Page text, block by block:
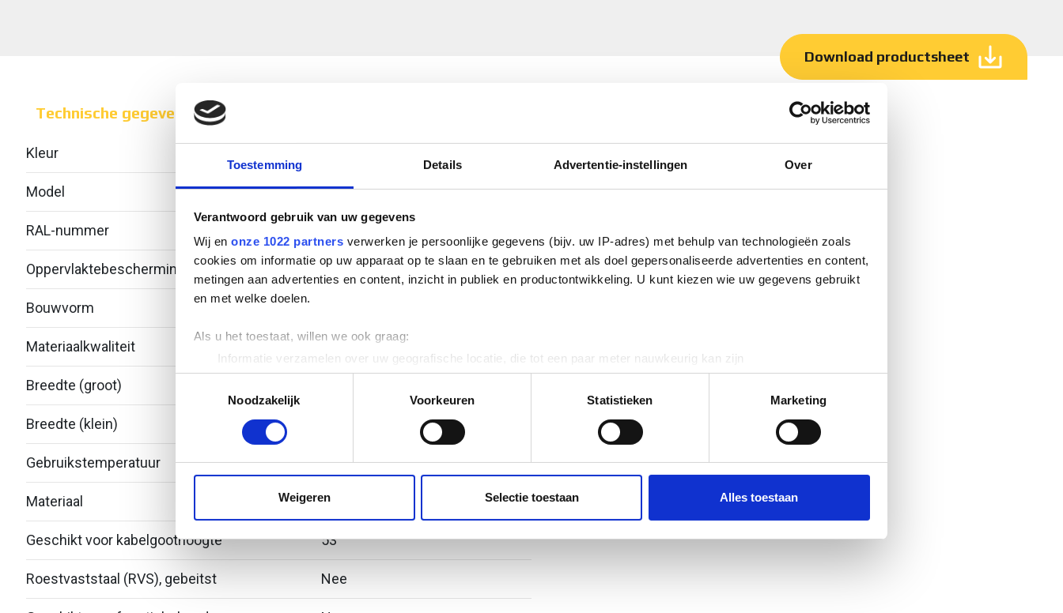
Toestemming Details Advertentie-instellingen Over
Verantwoord gebruik van uw gegevens
Wij en onze 1022 partners verwerken je persoonlijke gegevens (bijv. uw IP-adres) met behulp van technologieën zoals
cookies om informatie op uw apparaat op te slaan en te gebruiken met als doel gepersonaliseerde advertenties en content,
metingen aan advertenties en content, inzicht in publiek en productontwikkeling. U kunt kiezen wie uw gegevens gebruikt
en met welke doelen.
Als u het toestaat, willen we ook graag:
Informatie verzamelen over uw geografische locatie, die tot een paar meter nauwkeurig kan zijn
Uw apparaat identificeren door het actief te scannen op specifieke eigenschappen (fingerprinting)
Lees meer over hoe uw persoonlijke gegevens worden verwerkt en stel uw voorkeuren in het
detailgedeeltein. U kunt uw
toestemming op elk moment wijzigen of intrekken in de Cookieverklaring.
websiteverkeer te analyseren. Ook delen we informatie over uw gebruik van onze site met onze partners voor social
media, adverteren en analyse. Deze partners kunnen deze gegevens combineren met andere informatie die u aan ze heeft
Noodzakelijk
Voorkeuren Statistieken Marketing
Weigeren Selectie toestaan Alles toestaan
Download productsheet
Technische gegevens
Kleur
Model Geïntegreerde verbinder
RAL-nummer
Oppervlaktebescherming Overig
Bouwvorm
Materiaalkwaliteit
Breedte (groot)
Breedte (klein)
Gebruikstemperatuur -20 - 120
Materiaal Roestvaststaal (RVS)
Geschikt voor kabelgoothoogte 53
Roestvaststaal (RVS), gebeitst Nee